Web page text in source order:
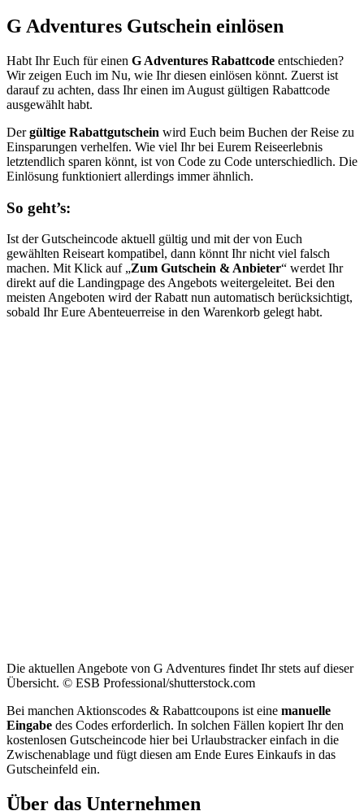
G Adventures Gutschein einlösen
Habt Ihr Euch für einen G Adventures Rabattcode entschieden?
Wir zeigen Euch im Nu, wie Ihr diesen einlösen könnt. Zuerst ist
darauf zu achten, dass Ihr einen im August gültigen Rabattcode
ausgewählt habt.
Dergültige Rabattgutschein wird Euch beim Buchen der Reise zu
Einsparungen verhelfen. Wie viel Ihr bei Eurem Reiseerlebnis
letztendlich sparen könnt, ist von Code zu Code unterschiedlich. Die
Einlösung funktioniert allerdings immer ähnlich.
So geht’s:
Ist der Gutscheincode aktuell gültig und mit der von Euch
gewählten Reiseart kompatibel, dann könnt Ihr nicht viel falsch
machen. Mit Klick auf „Zum Gutschein & Anbieter“ werdet Ihr
direkt auf die Landingpage des Angebots weitergeleitet. Bei den
meisten Angeboten wird der Rabatt nun automatisch berücksichtigt,
sobald Ihr Eure Abenteuerreise in den Warenkorb gelegt habt.
Die aktuellen Angebote von G Adventures findet Ihr stets auf dieser
Übersicht. © ESB Professional/shutterstock.com
Bei manchen Aktionscodes & Rabattcoupons ist eine manuelle
Eingabe des Codes erforderlich. In solchen Fällen kopiert Ihr den
kostenlosen Gutscheincode hier bei Urlaubstracker einfach in die
Zwischenablage und fügt diesen am Ende Eures Einkaufs in das
Gutscheinfeld ein.
Über das Unternehmen